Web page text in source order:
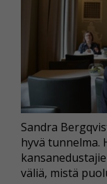
Sandra
hyvä tunnelma.
väliä, mistä